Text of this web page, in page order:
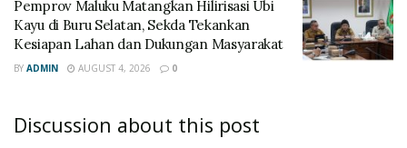
‎Pemprov Maluku Matangkan Hilirisasi Ubi
Kayu di Buru Selatan, Sekda Tekankan
Kesiapan Lahan dan Dukungan Masyarakat
BY ADMIN AUGUST 4, 2026 0
Discussion about this post